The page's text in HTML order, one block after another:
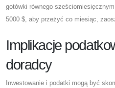
gotówki równego
5000 $, aby przeżyć co miesiąc,
Implikacje
doradcy
Inwestowanie i podatki mogą być